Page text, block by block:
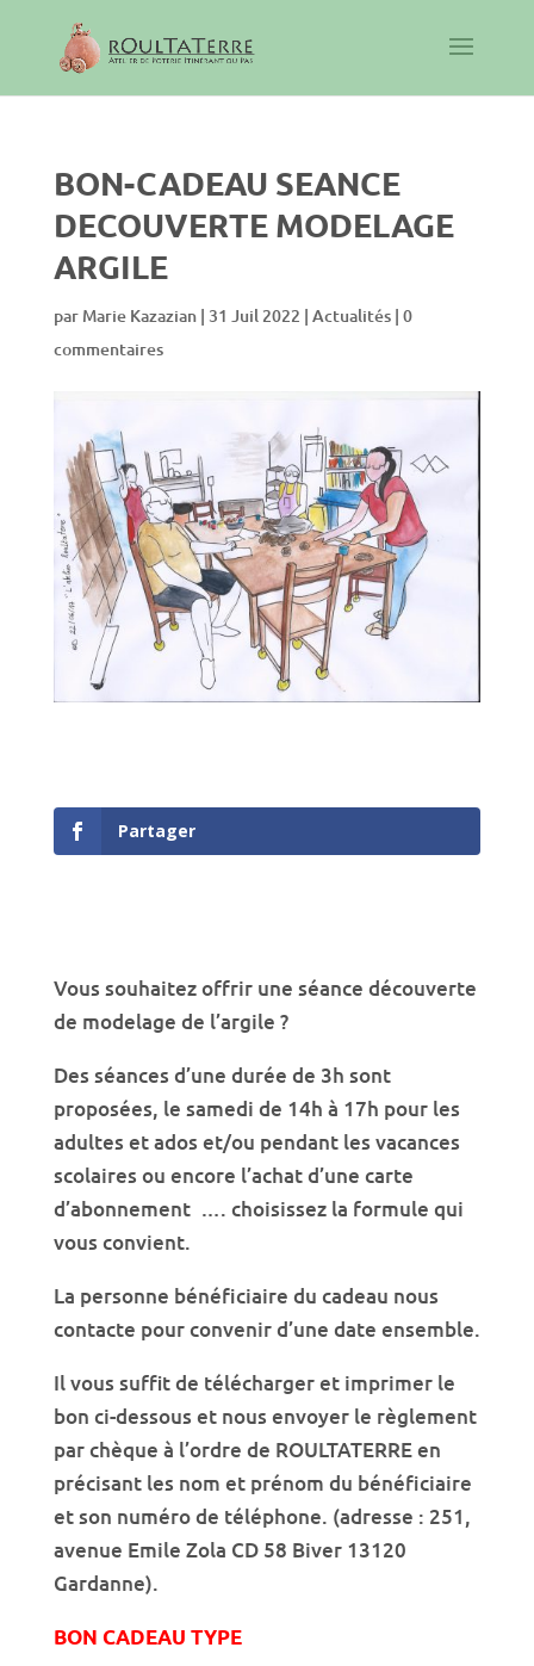
BON-CADEAU SEANCE
DECOUVERTE MODELAGE
ARGILE
par Marie Kazazian| 31 Juil 2022 | Actualités| 0
commentaires
Partager
Vous souhaitez offrir une séance découverte
de modelage de l’argile ?
Des séances d’une durée de 3h sont
proposées, le samedi de 14h à 17h pour les
adultes et ados et/ou pendant les vacances
scolaires ou encore l’achat d’une carte
d’abonnement …. choisissez la formule qui
vous convient.
La personne bénéficiaire du cadeau nous
contacte pour convenir d’une date ensemble.
Il vous suffit de télécharger et imprimer le
bon ci-dessous et nous envoyer le règlement
par chèque à l’ordre de ROULTATERRE en
précisant les nom et prénom du bénéficiaire
et son numéro de téléphone. (adresse : 251,
avenue Emile Zola CD 58 Biver 13120
Gardanne).
BON CADEAU TYPE